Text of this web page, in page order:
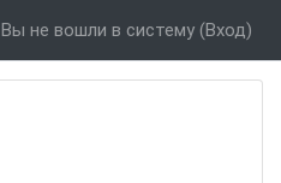
Вы не вошли в систему (Вход)